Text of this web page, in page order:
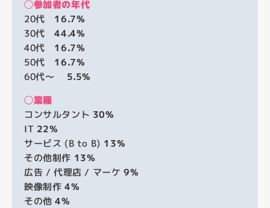
◯参加者の年代
20代 16.7%
30代44.4%
40代 16.7%
50代 16.7%
60代〜 5.5%
◯業種
コンサルタント 30%
IT 22%
サービス (B to B) 13%
その他制作 13%
広告 / 代理店 / マーケ 9%
映像制作 4%
その他4%